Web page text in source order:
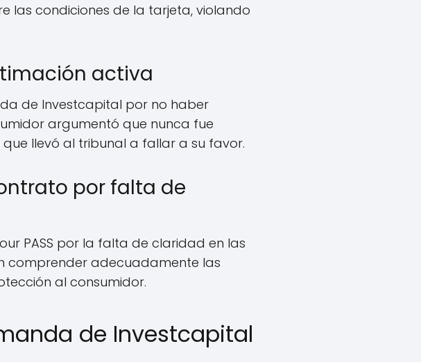
las condiciones de la tarjeta, violando
activa
de Investcapital por no haber
argumentó que nunca fue
llevó al tribunal a fallar a su favor.
por falta de
PASS por la falta de claridad en las
comprender adecuadamente las
al consumidor.
de Investcapital